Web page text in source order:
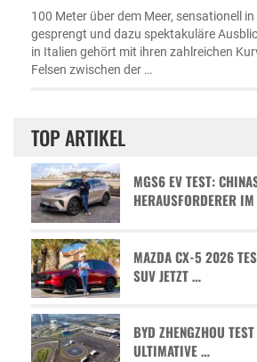
100 Meter über dem Meer, sensationell
gesprengt und dazu spektakuläre
in Italien gehört mit ihren zahlreichen
Felsen zwischen der …
TOP ARTIKEL
MGS6 EV TEST:
HERAUSFORDERER
MAZDA CX-5 2026
SUV JETZT …
BYD ZHENGZHOU
ULTIMATIVE …